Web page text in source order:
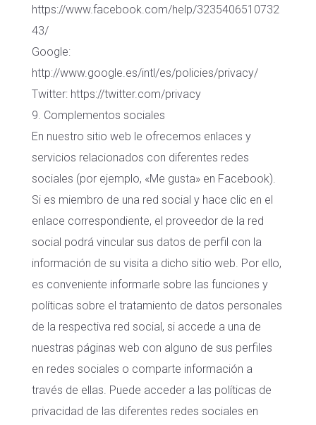
https://www.facebook.com/help/3235406510732
43/
Google:
http://www.google.es/intl/es/policies/privacy/
Twitter: https://twitter.com/privacy
9. Complementos sociales
En nuestro sitio web le ofrecemos enlaces y
servicios relacionados con diferentes redes
sociales (por ejemplo, «Me gusta» en Facebook).
Si es miembro de una red social y hace clic en el
enlace correspondiente, el proveedor de la red
social podrá vincular sus datos de perfil con la
información de su visita a dicho sitio web. Por ello,
es conveniente informarle sobre las funciones y
políticas sobre el tratamiento de datos personales
de la respectiva red social, si accede a una de
nuestras páginas web con alguno de sus perfiles
en redes sociales o comparte información a
través de ellas. Puede acceder a las políticas de
privacidad de las diferentes redes sociales en